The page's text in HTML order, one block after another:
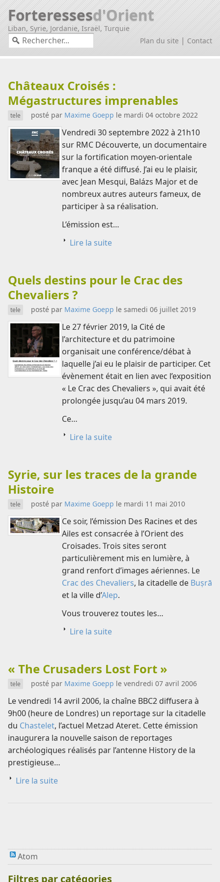
Forteressesd'Orient
Liban, Syrie, Jordanie, Israël, Turquie
Plan du site | Contact
Actualités médiévales
Châteaux Croisés :
Mégastructures imprenables
tele posté par Maxime Goepp le mardi 04 octobre 2022
Vendredi 30 septembre 2022 à 21h10
sur RMC Découverte, un documentaire
sur la fortification moyen-orientale
franque a été diffusé. J’ai eu le plaisir,
avec Jean Mesqui, Balázs Major et de
nombreux autres auteurs fameux, de
participer à sa réalisation.
L’émission est…
Lire la suite
Quels destins pour le Crac des
Chevaliers ?
tele posté par Maxime Goepp le samedi 06 juillet 2019
Le 27 février 2019, la Cité de
l’architecture et du patrimoine
organisait une conférence/débat à
laquelle j’ai eu le plaisir de participer. Cet
évènement était en lien avec l’exposition
« Le Crac des Chevaliers », qui avait été
prolongée jusqu’au 04 mars 2019.
Ce…
Lire la suite
Syrie, sur les traces de la grande
Histoire
tele posté par Maxime Goepp le mardi 11 mai 2010
Ce soir, l’émission Des Racines et des
Ailes est consacrée à l’Orient des
Croisades. Trois sites seront
particulièrement mis en lumière, à
grand renfort d’images aériennes. Le
Crac des Chevaliers, la citadelle de Buṣrā
et la ville d’Alep.
Vous trouverez toutes les…
Lire la suite
« The Crusaders Lost Fort »
tele posté par Maxime Goepp le vendredi 07 avril 2006
Le vendredi 14 avril 2006, la chaîne BBC2 diffusera à
9h00 (heure de Londres) un reportage sur la citadelle
du Chastelet, l’actuel Metzad Ateret. Cette émission
inaugurera la nouvelle saison de reportages
archéologiques réalisés par l’antenne History de la
prestigieuse…
Lire la suite
Atom
Filtres par catégories